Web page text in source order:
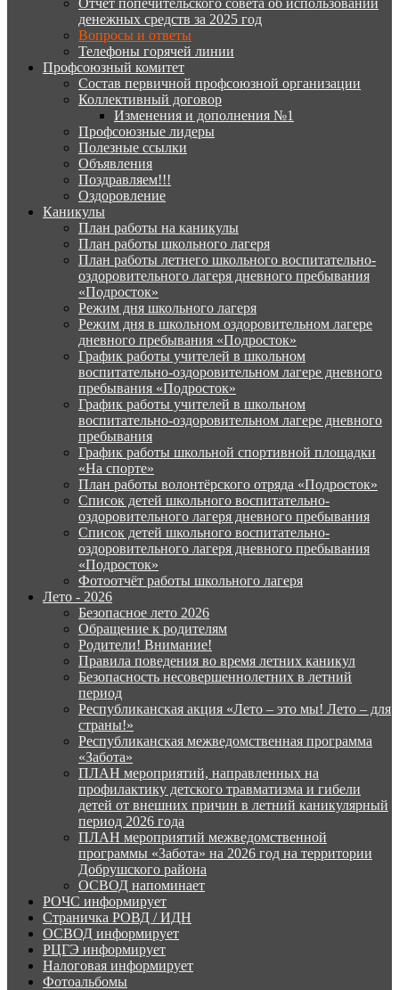
денежных средств за 2025 год
Вопросы и ответы
Телефоны горячей линии
Профсоюзный комитет
Состав первичной профсоюзной организации
Коллективный договор
Изменения и дополнения №1
Профсоюзные лидеры
Полезные ссылки
Объявления
Поздравляем!!!
Оздоровление
Каникулы
План работы на каникулы
План работы школьного лагеря
План работы летнего школьного воспитательно-
оздоровительного лагеря дневного пребывания
«Подросток»
Режим дня школьного лагеря
Режим дня в школьном оздоровительном лагере
дневного пребывания «Подросток»
График работы учителей в школьном
воспитательно-оздоровительном лагере дневного
пребывания «Подросток»
График работы учителей в школьном
воспитательно-оздоровительном лагере дневного
пребывания
График работы школьной спортивной площадки
«На спорте»
План работы волонтёрского отряда «Подросток»
Список детей школьного воспитательно-
оздоровительного лагеря дневного пребывания
Список детей школьного воспитательно-
оздоровительного лагеря дневного пребывания
«Подросток»
Фотоотчёт работы школьного лагеря
Лето - 2026
Безопасное лето 2026
Обращение к родителям
Родители! Внимание!
Правила поведения во время летних каникул
Безопасность несовершеннолетних в летний
период
Республиканская акция «Лето – это мы! Лето – для
страны!»
Республиканская межведомственная программа
«Забота»
ПЛАН мероприятий, направленных на
профилактику детского травматизма и гибели
детей от внешних причин в летний каникулярный
период 2026 года
ПЛАН мероприятий межведомственной
программы «Забота» на 2026 год на территории
Добрушского района
ОСВОД напоминает
РОЧС информирует
Страничка РОВД / ИДН
ОСВОД информирует
РЦГЭ информирует
Налоговая информирует
Фотоальбомы